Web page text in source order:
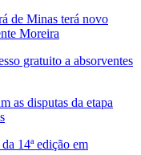
de Minas terá novo
Moreira
gratuito a absorventes
as disputas da etapa
14ª edição em